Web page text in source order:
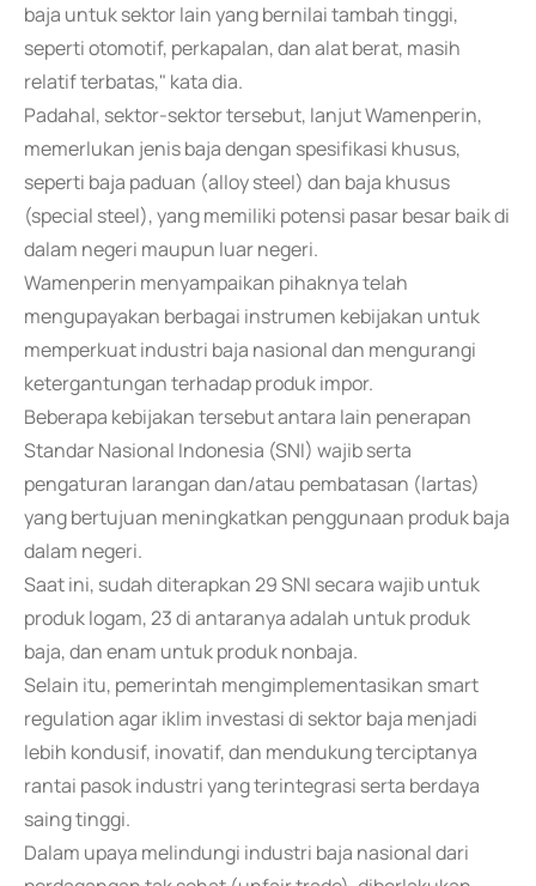
baja untuk sektor lain yang bernilai tambah tinggi,
seperti otomotif, perkapalan, dan alat berat, masih
relatif terbatas," kata dia.
Padahal, sektor-sektor tersebut, lanjut Wamenperin,
memerlukan jenis baja dengan spesifikasi khusus,
seperti baja paduan (alloy steel) dan baja khusus
(special steel), yang memiliki potensi pasar besar baik di
dalam negeri maupun luar negeri.
Wamenperin menyampaikan pihaknya telah
mengupayakan berbagai instrumen kebijakan untuk
memperkuat industri baja nasional dan mengurangi
ketergantungan terhadap produk impor.
Beberapa kebijakan tersebut antara lain penerapan
Standar Nasional Indonesia (SNI) wajib serta
pengaturan larangan dan/atau pembatasan (lartas)
yang bertujuan meningkatkan penggunaan produk baja
dalam negeri.
Saat ini, sudah diterapkan 29 SNI secara wajib untuk
produk logam, 23 di antaranya adalah untuk produk
baja, dan enam untuk produk nonbaja.
Selain itu, pemerintah mengimplementasikan smart
regulation agar iklim investasi di sektor baja menjadi
lebih kondusif, inovatif, dan mendukung terciptanya
rantai pasok industri yang terintegrasi serta berdaya
saing tinggi.
Dalam upaya melindungi industri baja nasional dari